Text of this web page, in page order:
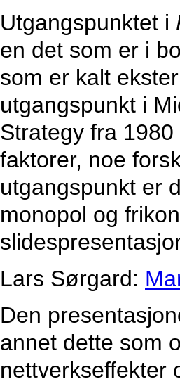
Utgangspunktet i
en det som er i
som er kalt
utgangspunkt i
Strategy fra 1980
faktorer, noe
utgangspunkt er
monopol og
Lars Sørgard:
Den
annet dette som
nettverkseffekter